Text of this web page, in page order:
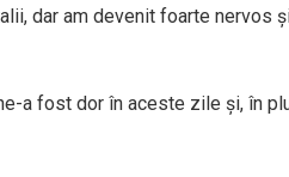
dar am devenit foarte nervos
a fost dor în aceste zile și, în